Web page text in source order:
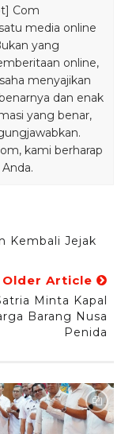
Com
media online
yang
online,
menyajikan
dan enak
yang benar,
kami berharap
Kembali Jejak
Older Article
Minta Kapal
Barang Nusa
Penida